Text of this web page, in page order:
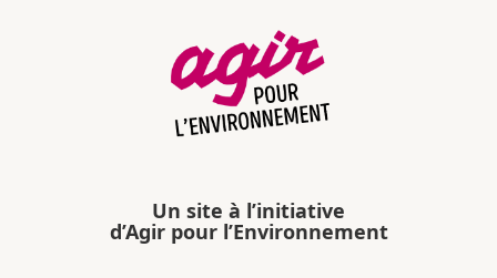
Un site à l’initiative
d’Agir pour l’Environnement